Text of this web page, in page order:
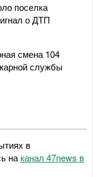
поселка
о ДТП
смена 104
службы
в
на канал 47news в